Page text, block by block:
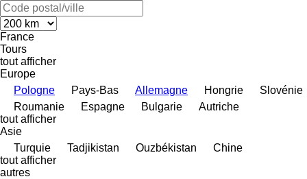
France
Tours
tout afficher
Europe
Pologne
Pays-Bas Allemagne Hongrie
Slovénie
Roumanie
Espagne Bulgarie
Autriche
tout afficher
Asie
Turquie
Tadjikistan Ouzbékistan
Chine
tout afficher
autres